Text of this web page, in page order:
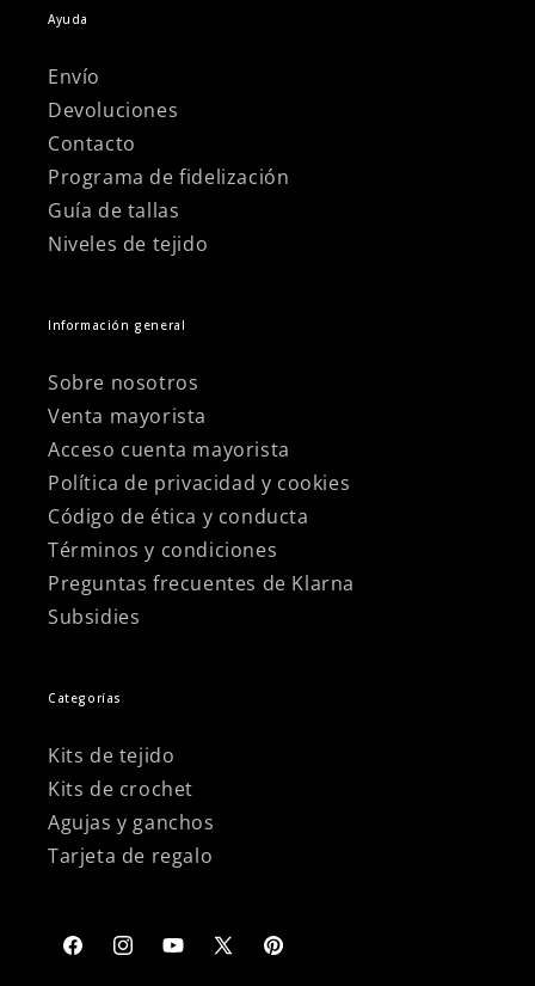
Ayuda
Envío
Devoluciones
Contacto
Programa de fidelización
Guía de tallas
Niveles de tejido
Información general
Sobre nosotros
Venta mayorista
Acceso cuenta mayorista
Política de privacidad y cookies
Código de ética y conducta
Términos y condiciones
Preguntas frecuentes de Klarna
Subsidies
Categorías
Kits de tejido
Kits de crochet
Agujas y ganchos
Tarjeta de regalo
FacebookInstagramYouTube
X
Pinterest